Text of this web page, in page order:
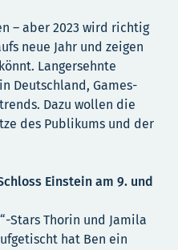
– aber 2023 wird richtig
neue Jahr und zeigen
Langersehnte
Deutschland, Games-
Dazu wollen die
des Publikums und der
Einstein am 9. und
Stars Thorin und Jamila
hat Ben ein